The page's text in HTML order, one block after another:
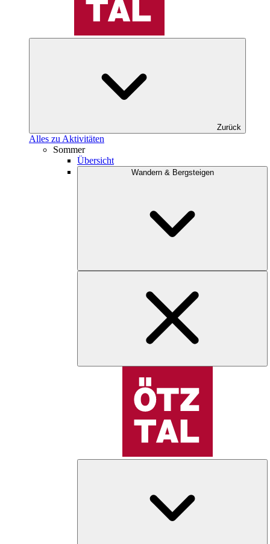
Zurück
Alles zu Aktivitäten
Sommer
Übersicht
Wandern & Bergsteigen